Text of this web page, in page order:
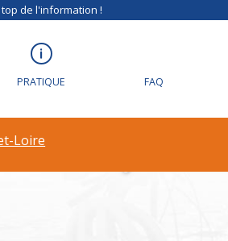
de l'information !
PRATIQUE FAQ
LoireRilly-